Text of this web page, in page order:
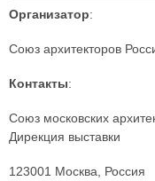
Организатор:
Союз архитекторов
Контакты:
Союз московских
Дирекция выставки
123001 Москва, Россия